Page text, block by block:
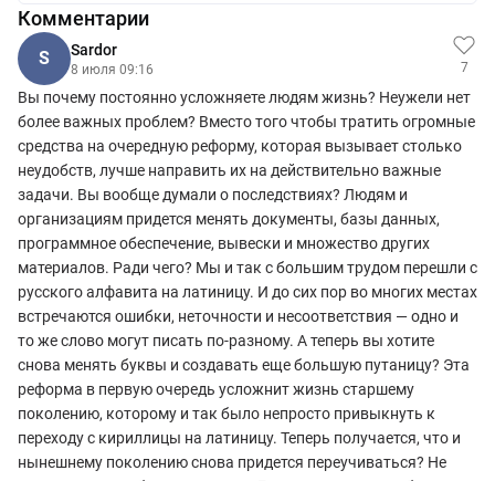
Комментарии
S Sardor
8 июля 09:16 7
Вы почему постоянно усложняете людям жизнь? Неужели нет
более важных проблем? Вместо того чтобы тратить огромные
средства на очередную реформу, которая вызывает столько
неудобств, лучше направить их на действительно важные
задачи. Вы вообще думали о последствиях? Людям и
организациям придется менять документы, базы данных,
программное обеспечение, вывески и множество других
материалов. Ради чего? Мы и так с большим трудом перешли с
русского алфавита на латиницу. И до сих пор во многих местах
встречаются ошибки, неточности и несоответствия — одно и
то же слово могут писать по-разному. А теперь вы хотите
снова менять буквы и создавать еще большую путаницу? Эта
реформа в первую очередь усложнит жизнь старшему
поколению, которому и так было непросто привыкнуть к
переходу с кириллицы на латиницу. Теперь получается, что и
нынешнему поколению снова придется переучиваться? Не